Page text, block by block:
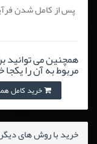
پس از کامل شدن
همچنین می توانید
مربوط به آن را یکجا
خرید کامل همه
خرید با روش های دیگر